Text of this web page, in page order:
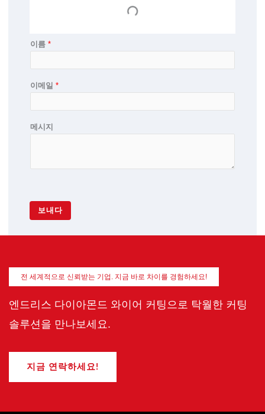
이름 *
이메일 *
메시지
보내다
전 세계적으로 신뢰받는 기업. 지금 바로 차이를 경험하세요!
엔드리스 다이아몬드 와이어 커팅으로 탁월한 커팅
솔루션을 만나보세요.
지금 연락하세요!